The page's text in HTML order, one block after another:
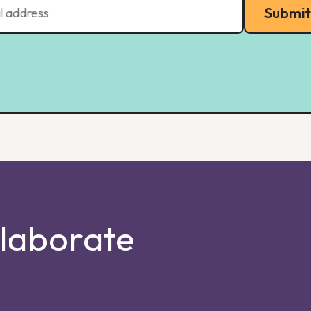
Submit